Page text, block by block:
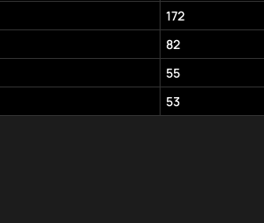
172
82
55
53